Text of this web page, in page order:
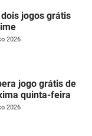
jogos grátis
2026
jogo grátis de
quinta-feira
2026